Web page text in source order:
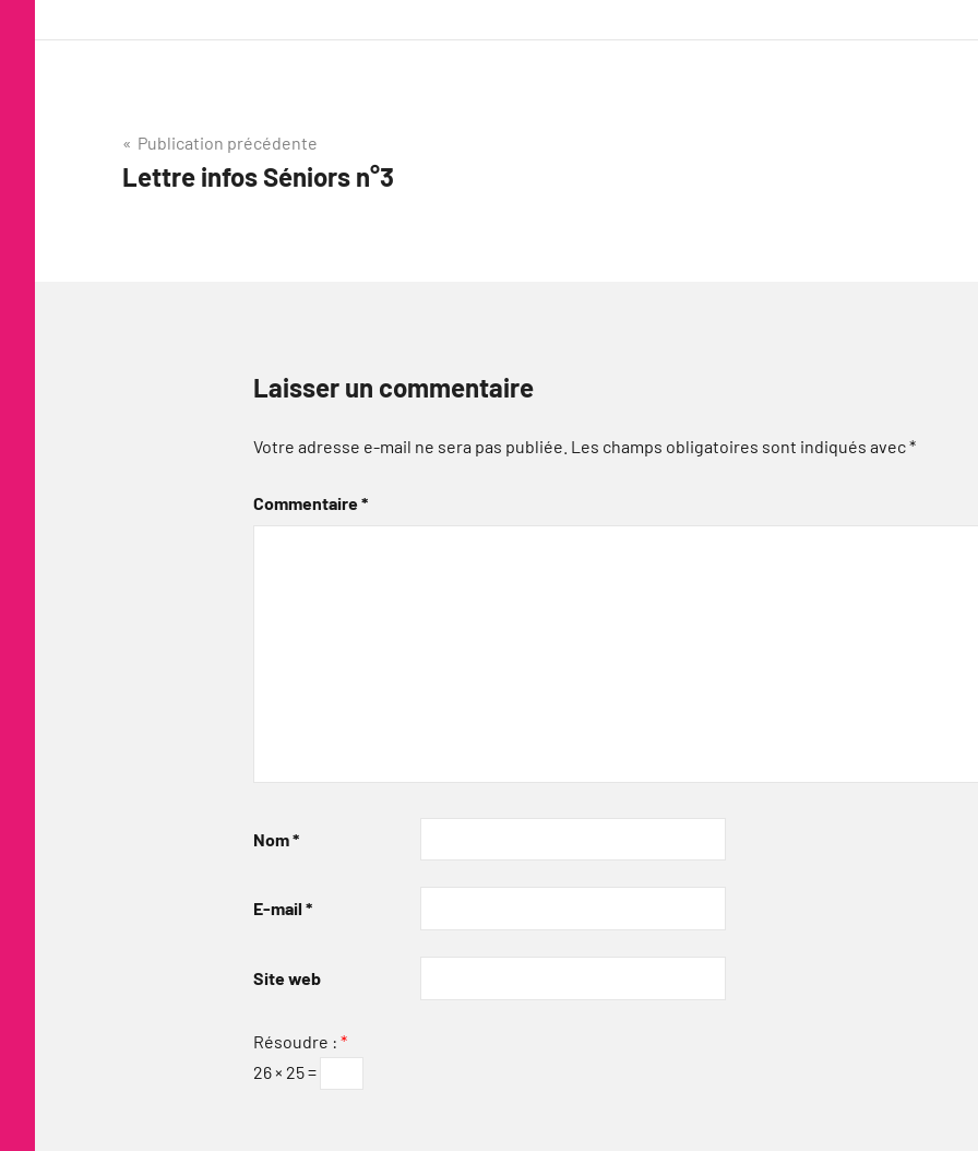
Navigation
de
Publication précédente
Lettre infos Séniors n°3
Laisser un commentaire
Votre adresse e-mail ne sera pas publiée. Les champs obligatoires sont indiqués avec*
Commentaire*
Nom*
E-mail *
Site web
Résoudre : *
26 × 25 =